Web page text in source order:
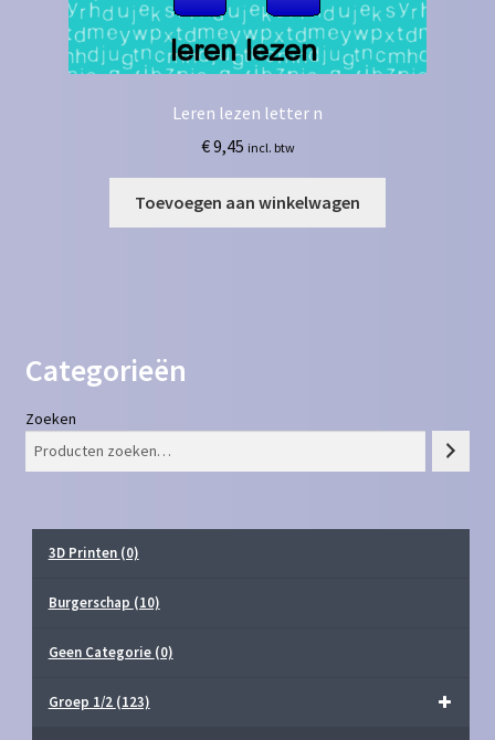
Leren lezen letter n
€9,45 incl. btw
Toevoegen aan winkelwagen
Categorieën
Zoeken
3D Printen (0)
Burgerschap (10)
Geen Categorie (0)
Groep 1/2 (123)